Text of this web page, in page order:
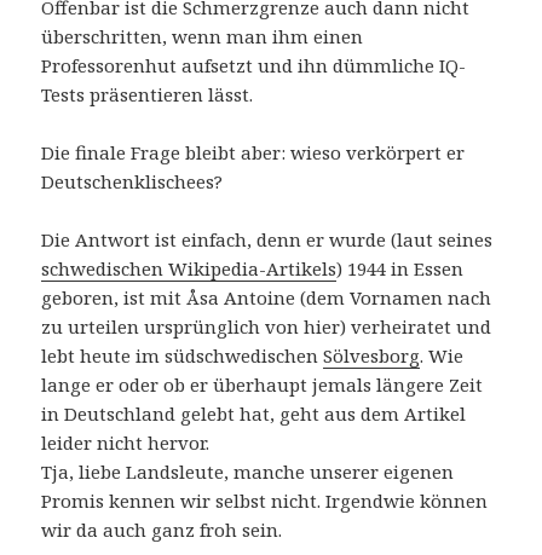
Offenbar ist die Schmerzgrenze auch dann nicht
überschritten, wenn man ihm einen
Professorenhut aufsetzt und ihn dümmliche IQ-
Tests präsentieren lässt.
Die finale Frage bleibt aber: wieso verkörpert er
Deutschenklischees?
Die Antwort ist einfach, denn er wurde (laut seines
schwedischen Wikipedia-Artikels) 1944 in Essen
geboren, ist mit Åsa Antoine (dem Vornamen nach
zu urteilen ursprünglich von hier) verheiratet und
lebt heute im südschwedischenSölvesborg. Wie
lange er oder ob er überhaupt jemals längere Zeit
in Deutschland gelebt hat, geht aus dem Artikel
leider nicht hervor.
Tja, liebe Landsleute, manche unserer eigenen
Promis kennen wir selbst nicht. Irgendwie können
wir da auch ganz froh sein.